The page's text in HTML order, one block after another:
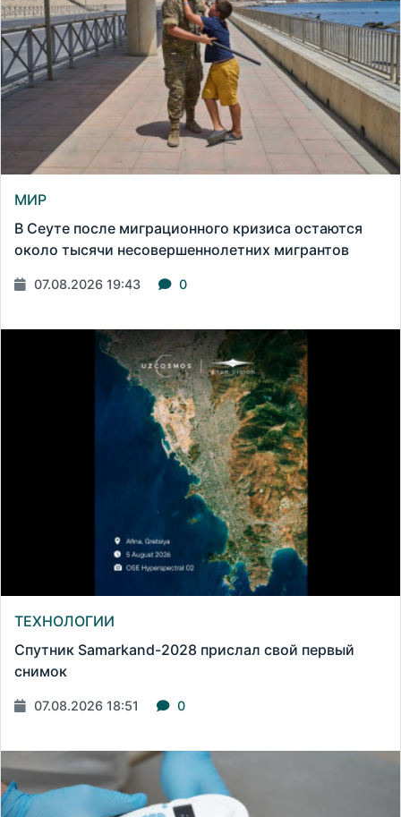
МИР
В Сеуте после миграционного кризиса остаются
около тысячи несовершеннолетних мигрантов
07.08.2026 19:43 0
ТЕХНОЛОГИИ
Спутник Samarkand-2028 прислал свой первый
снимок
07.08.2026 18:51 0